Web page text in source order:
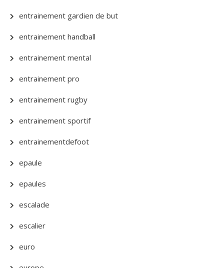
entrainement gardien de but
entrainement handball
entrainement mental
entrainement pro
entrainement rugby
entrainement sportif
entrainementdefoot
epaule
epaules
escalade
escalier
euro